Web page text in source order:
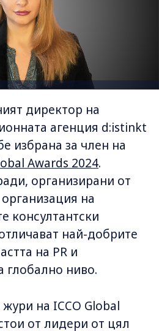
директор на
агенция d:istinkt
избрана за член на
Awards 2024.
организирани от
на
консултантски
най-добрите
на PR и
глобално ниво.
на ICCO Global
от лидери от цял